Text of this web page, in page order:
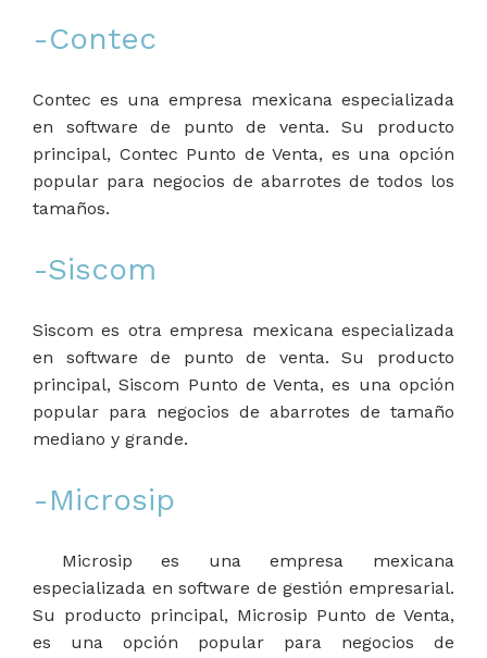
-Contec
Contec es una empresa mexicana especializada
en software de punto de venta. Su producto
principal, Contec Punto de Venta, es una opción
popular para negocios de abarrotes de todos los
tamaños.
-Siscom
Siscom es otra empresa mexicana especializada
en software de punto de venta. Su producto
principal, Siscom Punto de Venta, es una opción
popular para negocios de abarrotes de tamaño
mediano y grande.
-Microsip
Microsip es una empresa mexicana
especializada en software de gestión empresarial.
Su producto principal, Microsip Punto de Venta,
es una opción popular para negocios de